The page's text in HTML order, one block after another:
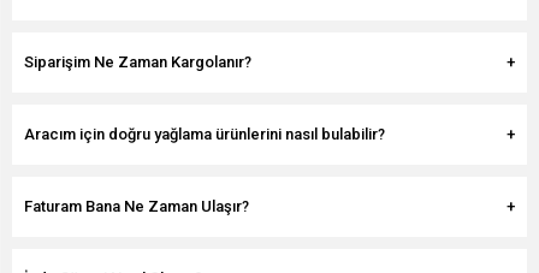
Siparişim Ne Zaman Kargolanır?
Aracım için doğru yağlama ürünlerini nasıl bulabilir?
Faturam Bana Ne Zaman Ulaşır?